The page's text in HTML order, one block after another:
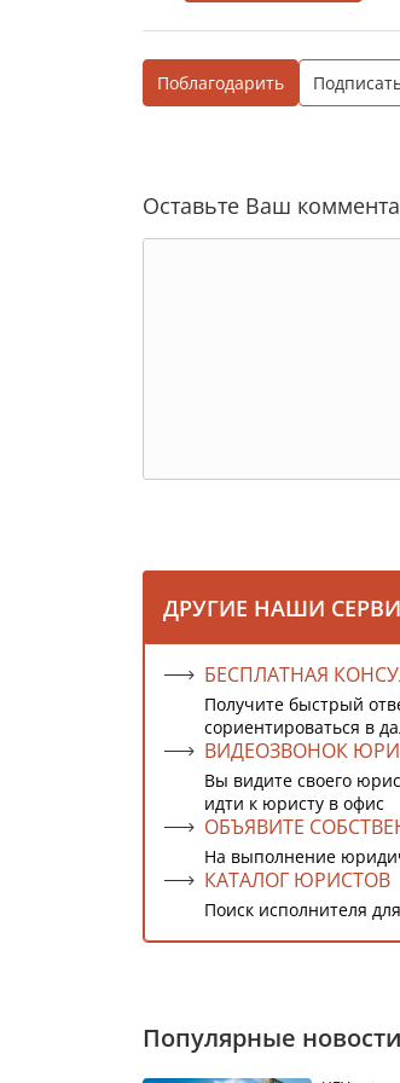
Поблагодарить
Оставьте Ваш
ДРУГИЕ НАШИ
БЕСПЛАТНАЯ
Получите быстрый
сориентироваться в
ВИДЕОЗВОНОК
Вы видите своего
идти к юристу в офис
ОБЪЯВИТЕ
На выполнение
КАТАЛОГ ЮРИСТОВ
Поиск исполнителя
Популярные новости